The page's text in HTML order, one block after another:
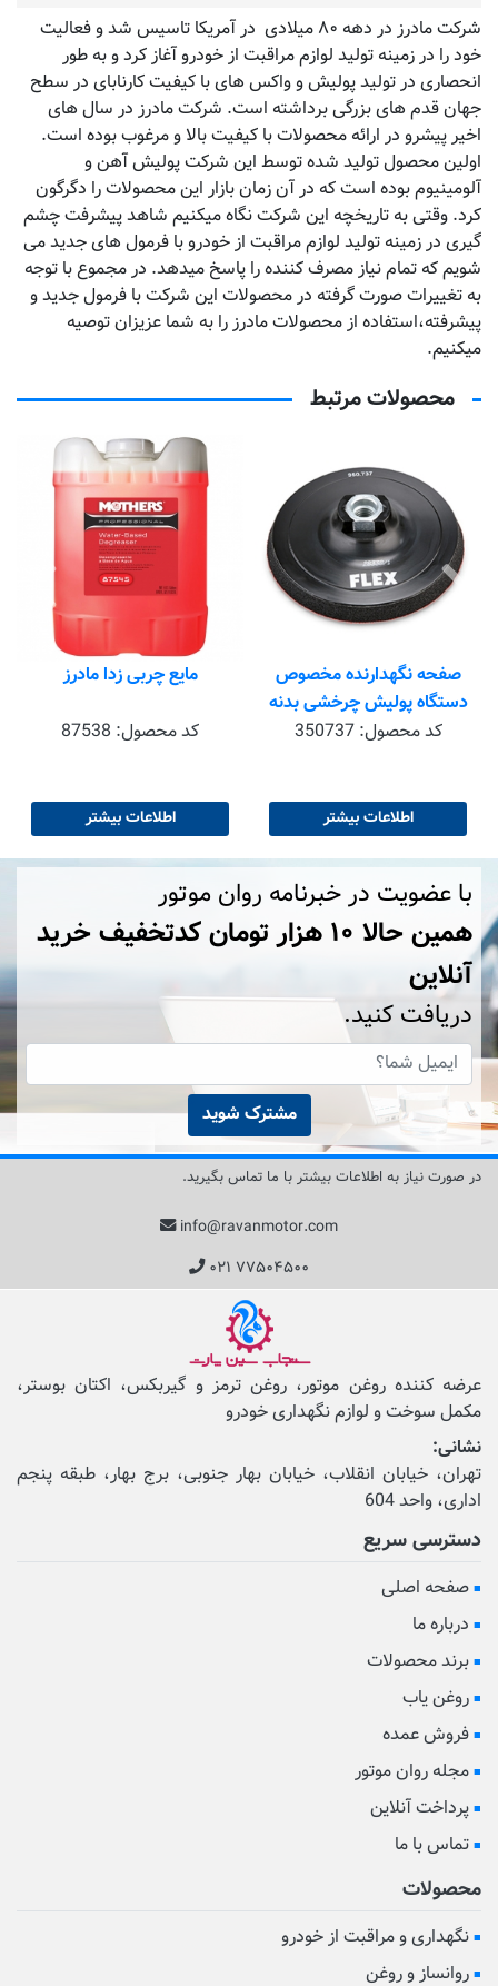
شرکت مادرز در دهه ۸۰ میلادی در آمریکا تاسیس شد و فعالیت
خود را در زمینه تولید لوازم مراقبت از خودرو آغاز کرد و به طور
انحصاری در تولید پولیش و واکس های با کیفیت کارنابای در سطح
جهان قدم های بزرگی برداشته است. شرکت مادرز در سال های
اخیر پیشرو در ارائه محصولات با کیفیت بالا و مرغوب بوده است.
اولین محصول تولید شده توسط این شرکت پولیش آهن و
آلومینیوم بوده است که در آن زمان بازار این محصولات را دگرگون
کرد. وقتی به تاریخچه این شرکت نگاه میکنیم شاهد پیشرفت چشم
گیری در زمینه تولید لوازم مراقبت از خودرو با فرمول های جدید می
شویم که تمام نیاز مصرف کننده را پاسخ میدهد. در مجموع با توجه
به تغییرات صورت گرفته در محصولات این شرکت با فرمول جدید و
پیشرفته،استفاده از محصولات مادرز را به شما عزیزان توصیه
میکنیم.
محصولات مرتبط
صفحه نگهدارنده مخصوص
دستگاه پولیش چرخشی بدنه
ماشین سایز 125 میلی متریکد محصول:350737
اطلاعات بیشتر
مایع چربی زدا مادرز
کد محصول: 87538
اطلاعات بیشتر
با عضویت در خبرنامه روان موتور
همین حالا ۱۰ هزار تومان کد‌تخفیف خرید
آنلاین
دریافت کنید.
مشترک شوید
در صورت نیاز به اطلاعات بیشتر با ما تماس بگیرید.
info@ravanmotor.com
۰۲۱ ۷۷۵۰۴۵۰۰
عرضه کننده روغن موتور، روغن ترمز و گیربکس، اکتان بوستر،
مکمل‌ سوخت و لوازم نگهداری خودرو
نشانی:
تهران، خیابان انقلاب، خیابان بهار جنوبی، برج بهار، طبقه پنجم
اداری، واحد 604
دسترسی سریع
صفحه اصلی
درباره ما
برند محصولات
روغن یاب
فروش عمده
مجله روان موتور
پرداخت آنلاین
تماس با ما
محصولات
نگهداری و مراقبت از خودرو
روانساز و روغن